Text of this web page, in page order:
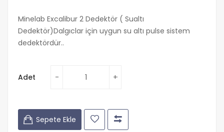
Minelab Excalibur 2 Dedektör ( Sualtı
Dedektör)Dalgıclar için uygun su altı pulse sistem
dedektördür..
Adet
Sepete Ekle